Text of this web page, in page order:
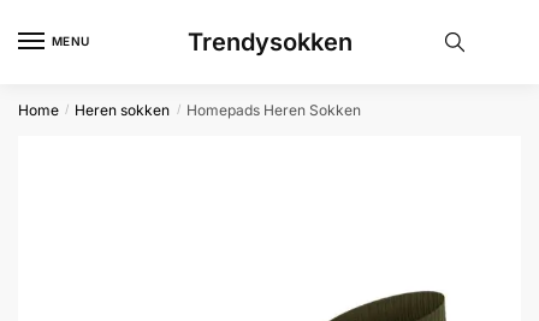
MENU Trendysokken
Home / Heren sokken / Homepads Heren Sokken